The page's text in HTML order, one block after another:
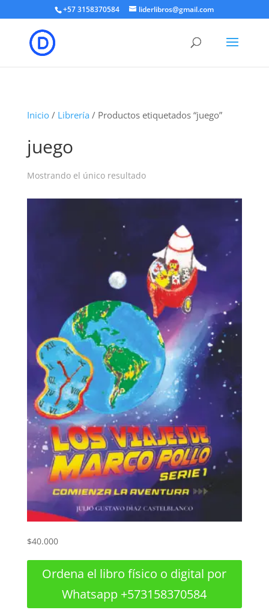
+57 3158370584 liderlibros@gmail.com
Inicio/ Librería / Productos etiquetados “juego”
juego
Mostrando el único resultado
Los viajes de Marco Pollo
$40.000
Ordena el libro físico o digital por
Whatsapp +573158370584